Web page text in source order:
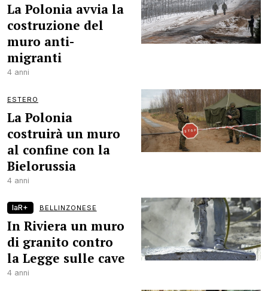
La Polonia avvia la
costruzione del
muro anti-
migranti
4 anni
ESTERO
La Polonia
costruirà un muro
al confine con la
Bielorussia
4 anni
laR+ BELLINZONESE
In Riviera un muro
di granito contro
la Legge sulle cave
4 anni